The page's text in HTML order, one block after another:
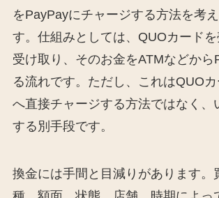
をPayPayにチャージする方法を考
す。仕組みとしては、QUOカード
受け取り、そのお金をATMなどから
る流れです。ただし、これはQUO
へ直接チャージする方法ではなく、
する別手段です。
換金には手間と目減りがあります。